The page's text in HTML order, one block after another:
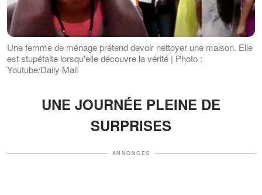
Une femme de ménage prétend devoir nettoyer une maison. Elle
est stupéfaite lorsqu'elle découvre la vérité | Photo :
Youtube/Daily Mail
UNE JOURNÉE PLEINE DE
SURPRISES
ANNONCES